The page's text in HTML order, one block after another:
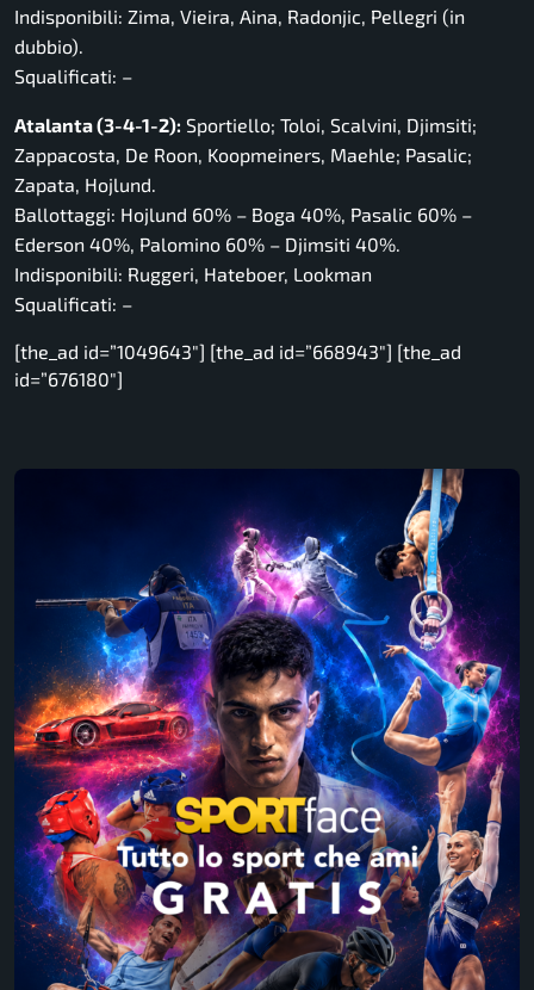
Indisponibili: Zima, Vieira, Aina, Radonjic, Pellegri (in
dubbio).
Squalificati: –
Atalanta (3-4-1-2): Sportiello; Toloi, Scalvini, Djimsiti;
Zappacosta, De Roon, Koopmeiners, Maehle; Pasalic;
Zapata, Hojlund.
Ballottaggi: Hojlund 60% – Boga 40%, Pasalic 60% –
Ederson 40%, Palomino 60% – Djimsiti 40%.
Indisponibili: Ruggeri, Hateboer, Lookman
Squalificati: –
[the_ad id=”1049643″] [the_ad id=”668943″] [the_ad
id=”676180″]